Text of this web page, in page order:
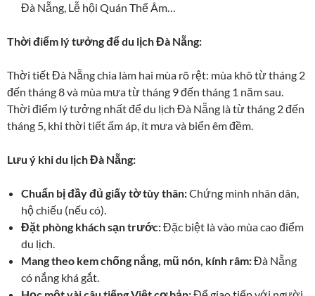
Đà Nẵng, Lễ hội Quán Thế Âm…
Thời điểm lý tưởng để du lịch Đà Nẵng:
Thời tiết Đà Nẵng chia làm hai mùa rõ rệt: mùa khô từ tháng 2
đến tháng 8 và mùa mưa từ tháng 9 đến tháng 1 năm sau.
Thời điểm lý tưởng nhất để du lịch Đà Nẵng là từ tháng 2 đến
tháng 5, khi thời tiết ấm áp, ít mưa và biển êm đềm.
Lưu ý khi du lịch Đà Nẵng:
Chuẩn bị đầy đủ giấy tờ tùy thân:Chứng minh nhân dân,
hộ chiếu (nếu có).
Đặt phòng khách sạn trước:Đặc biệt là vào mùa cao điểm
du lịch.
Mang theo kem chống nắng, mũ nón, kính râm:Đà Nẵng
có nắng khá gắt.